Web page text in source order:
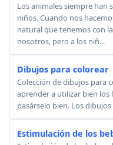
Los animales siempre han
niños. Cuando nos
natural que tenemos con
nosotros, pero a los niñ...
Dibujos para colorear
Colección de dibujos para
aprender a utilizar bien los
pasárselo bien. Los
Estimulación de los